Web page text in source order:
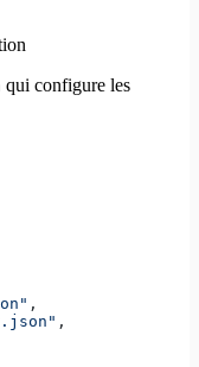
qui configure les
,
,